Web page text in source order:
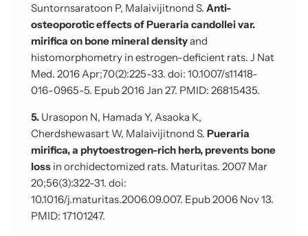
Suntornsaratoon P, Malaivijitnond S. Anti-
osteoporotic effects of Pueraria candollei var.
mirifica on bone mineral densityand
histomorphometry in estrogen-deficient rats. J Nat
Med. 2016 Apr;70(2):225-33. doi: 10.1007/s11418-
016-0965-5. Epub 2016 Jan 27. PMID: 26815435.
5. Urasopon N, Hamada Y, Asaoka K,
Cherdshewasart W, Malaivijitnond S. Pueraria
mirifica, a phytoestrogen-rich herb, prevents bone
loss in orchidectomized rats. Maturitas. 2007 Mar
20;56(3):322-31. doi:
10.1016/j.maturitas.2006.09.007. Epub 2006 Nov 13.
PMID: 17101247.